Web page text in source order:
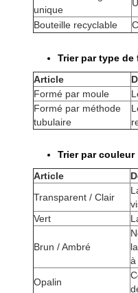
unique
Bouteille recyclable
Trier par type de
Article
Formé par moule
Formé par méthode
tubulaire
Trier par couleur
Article
Transparent / Clair
Vert
Brun / Ambré
à
Opalin